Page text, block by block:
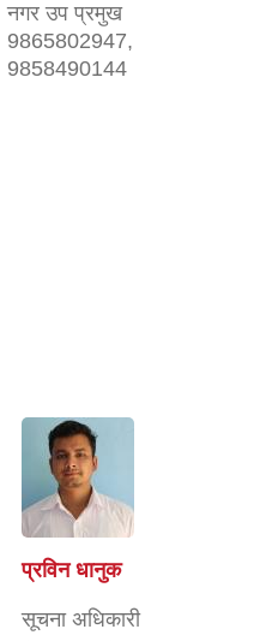
नगर उप प्रमुख
9865802947,
9858490144
प्रविन धानुक
सूचना अधिकारी